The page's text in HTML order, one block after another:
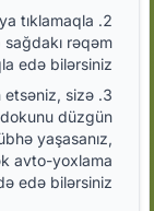
tıklamaqla
rəqəm
edə bilərsiniz.
etsəniz, sizə
düzgün
yaşasanız,
avto-yoxlama
edə bilərsiniz.